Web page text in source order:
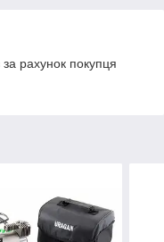
рахунок покупця